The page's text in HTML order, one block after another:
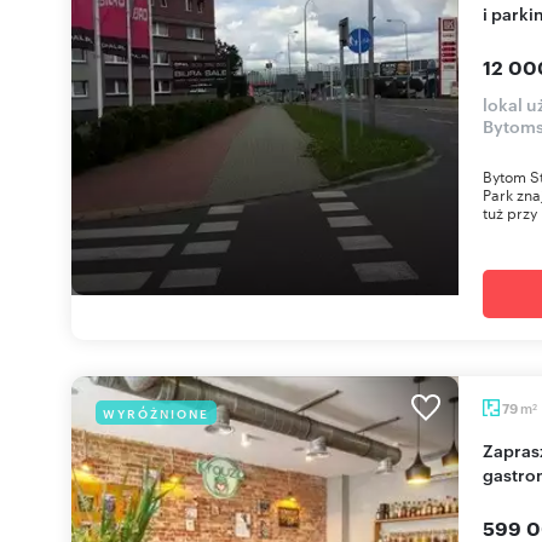
i
12
lokal
Bytom
Park
tuż
WYRÓŻNIONE 79 m2
Zapraszam do zakupu gotowego lokalu
599